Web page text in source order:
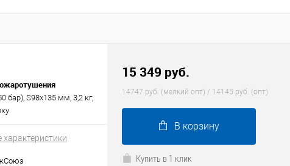
бар), S98х135 мм, 3,2 кг,
характеристики
15 349 руб.
14747 руб. (мелкий опт) / 14145 руб. (опт)
В корзину
Купить в 1 клик